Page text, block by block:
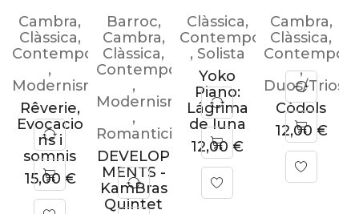
Cambra,
Clàssica,
Contemporània
,
Modernisme/Impressionisme
Rêverie,
Evocacio
ns i
somnis
15,00 €
Barroc,
Cambra,
Clàssica,
Contemporània
,
Modernisme/Impressionisme
,
Romanticisme
DEVELOP
MENTS -
KamBras
Quintet
Clàssica,
Contemporània
, Solista
Yoko
Piano:
Lágrima
de luna
12,00 €
Cambra,
Clàssica,
,
Duos/Trios
Còdols
12,00 €